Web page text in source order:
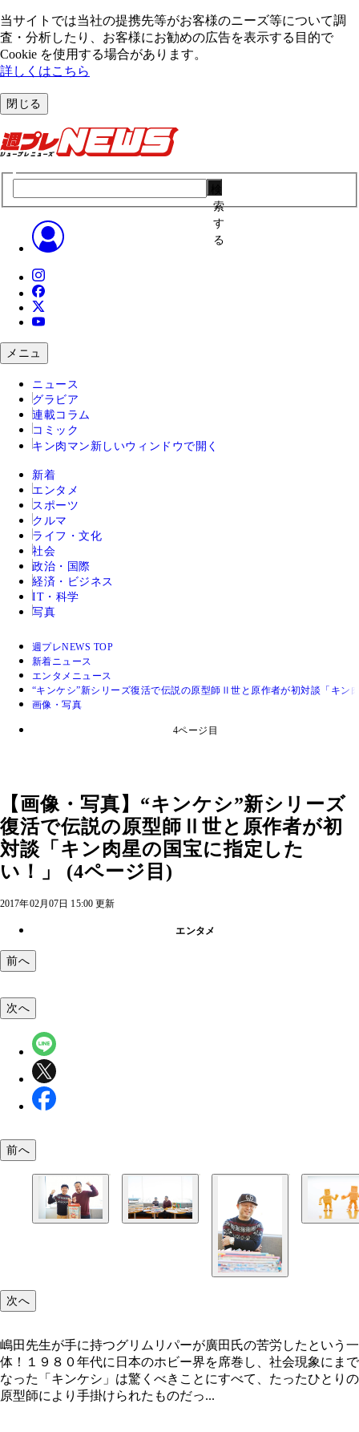
当サイトでは当社の提携先等がお客様のニーズ等について調
査・分析したり、お客様にお勧めの広告を表⽰する⽬的で
Cookie を使⽤する場合があります。
詳しくはこちら
閉じる
索
す
る
メニュ
ニュース
グラビア
連載コラム
コミック
キン肉マン 新しいウィンドウで開く
新着
エンタメ
スポーツ
クルマ
ライフ・文化
社会
政治・国際
経済・ビジネス
IT・科学
写真
週プレNEWS TOP
新着ニュース
エンタメニュース
“キンケシ”新シリーズ復活で伝説の原型師Ⅱ世と原作者が初対談「キン
画像・写真
4ページ目
【画像・写真】“キンケシ”新シリーズ
復活で伝説の原型師Ⅱ世と原作者が初
対談「キン肉星の国宝に指定した
い！」 (4ページ目)
2017年02月07日 15:00 更新
エンタメ
前へ
嶋田先生が手に持つグリムリパーが廣田氏の苦労
左が廣田氏のお父さんが原型つくっていた旧型の
ーブマン」。右は今回、廣田氏によって新規造形
次へ
前へ
次へ
嶋田先生が手に持つグリムリパーが廣田氏の苦労したという一
体！１９８０年代に日本のホビー界を席巻し、社会現象にまで
なった「キンケシ」は驚くべきことにすべて、たったひとりの
原型師により手掛けられたものだっ...